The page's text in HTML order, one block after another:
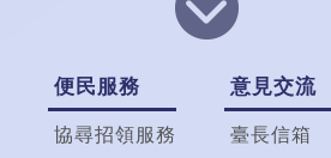
便民服務
協尋招領服務
意見交流
臺長信箱